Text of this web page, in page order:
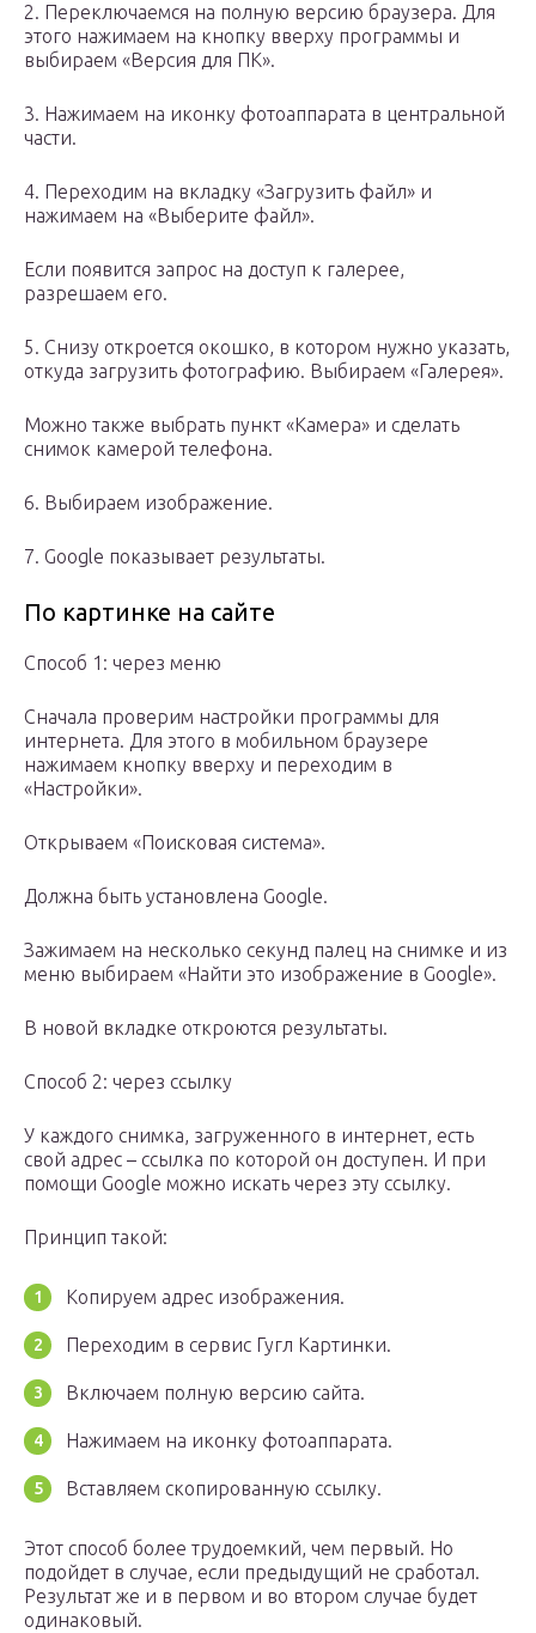
2. Переключаемся на полную версию браузера. Для
этого нажимаем на кнопку вверху программы и
выбираем «Версия для ПК».
3. Нажимаем на иконку фотоаппарата в центральной
части.
4. Переходим на вкладку «Загрузить файл» и
нажимаем на «Выберите файл».
Если появится запрос на доступ к галерее,
разрешаем его.
5. Снизу откроется окошко, в котором нужно указать,
откуда загрузить фотографию. Выбираем «Галерея».
Можно также выбрать пункт «Камера» и сделать
снимок камерой телефона.
6. Выбираем изображение.
7. Google показывает результаты.
По картинке на сайте
Способ 1: через меню
Сначала проверим настройки программы для
интернета. Для этого в мобильном браузере
нажимаем кнопку вверху и переходим в
«Настройки».
Открываем «Поисковая система».
Должна быть установлена Google.
Зажимаем на несколько секунд палец на снимке и из
меню выбираем «Найти это изображение в Google».
В новой вкладке откроются результаты.
Способ 2: через ссылку
У каждого снимка, загруженного в интернет, есть
свой адрес – ссылка по которой он доступен. И при
помощи Google можно искать через эту ссылку.
Принцип такой:
Копируем адрес изображения.
Переходим в сервис Гугл Картинки.
Включаем полную версию сайта.
Нажимаем на иконку фотоаппарата.
Вставляем скопированную ссылку.
Этот способ более трудоемкий, чем первый. Но
подойдет в случае, если предыдущий не сработал.
Результат же и в первом и во втором случае будет
одинаковый.